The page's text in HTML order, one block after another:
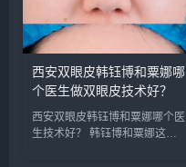
话，建议实地面诊，曾医生和霍
医生是...
西安双眼皮韩钰博和粟娜哪
个医生做双眼皮技术好？
西安双眼皮韩钰博和粟娜哪个医
生技术好？ 韩钰博和粟娜这两